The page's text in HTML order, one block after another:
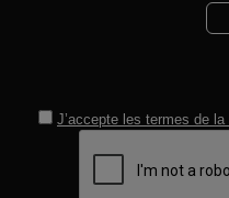
J’accepte les termes de la